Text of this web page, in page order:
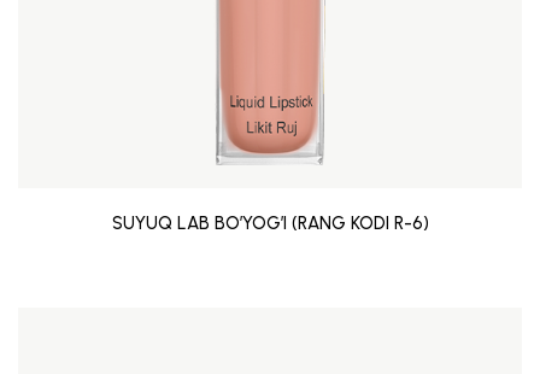
SUYUQ LAB BO’YOG’I (RANG KODI R-6)